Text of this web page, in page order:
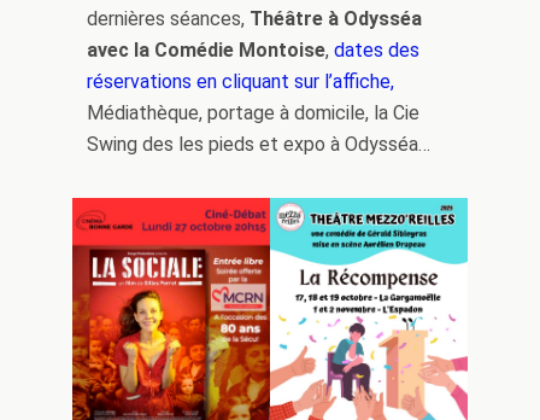
dernières séances, Théâtre à Odysséa
avec la Comédie Montoise,dates des
réservations en cliquant sur l’affiche,
Médiathèque, portage à domicile, la Cie
Swing des les pieds et expo à Odysséa…